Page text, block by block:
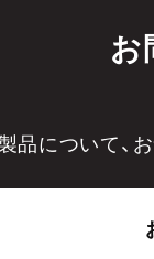
お
製品について、